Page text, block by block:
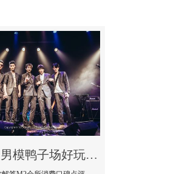
余干哪个男模鸭子场好玩陪酒服务好-M2会所KTV消费口碑点评